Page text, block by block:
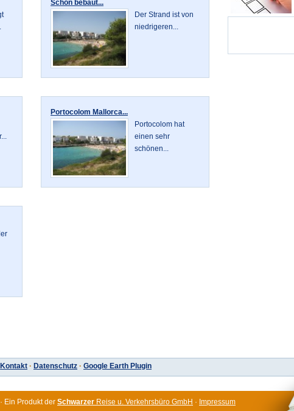
Schön bebaut...
Der Strand ist von
niedrigeren...
Portocolom Mallorca...
Portocolom hat
einen sehr
schönen...
Kontakt · Datenschutz · Google Earth Plugin
· Ein Produkt der Schwarzer Reise u. Verkehrsbüro GmbH · Impressum